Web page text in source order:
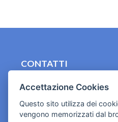
CONTATTI
Cookies e informativa
Accettazione Cookies
Questo sito utilizza dei
vengono memorizzati dal